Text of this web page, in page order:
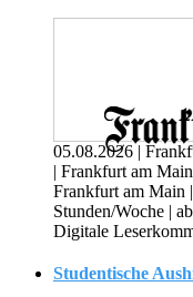
05.08.2026 |
| Frankfurt am Main
Frankfurt am Main
Stunden/Woche |
Digitale